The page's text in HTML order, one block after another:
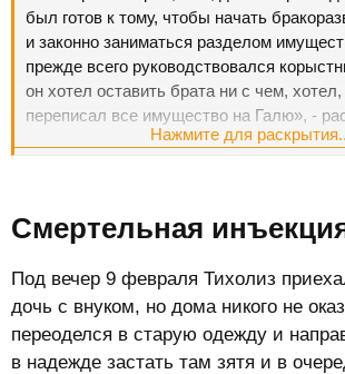
был готов к тому, чтобы начать
и законно заниматься разделом
прежде всего руководствовался
он хотел оставить брата ни с чем,
переписал все имущество на Галю», -
Нажмите для
Смертельная
Под вечер 9 февраля Тихолиз
дочь с внуком, но дома никого не
переоделся в старую одежду и
в надежде застать там зятя и в